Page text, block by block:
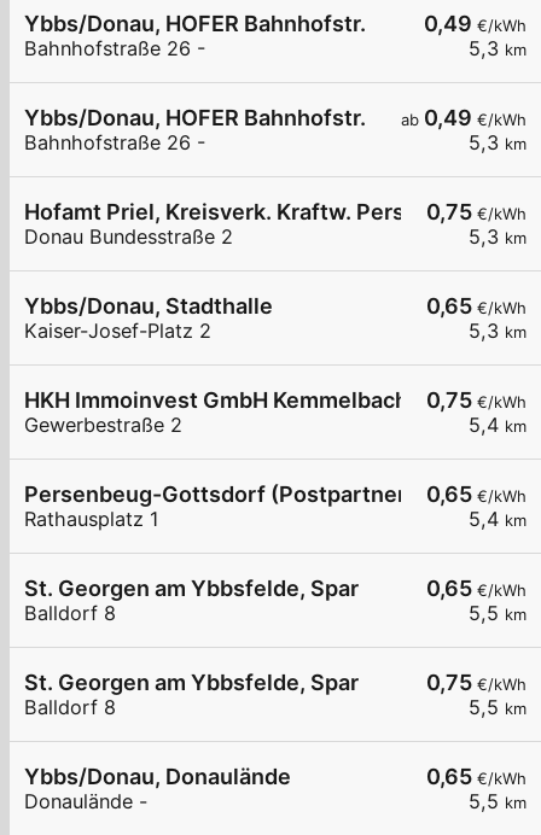
0,49 €/kWh
5,3 km
Ybbs/Donau, HOFER Bahnhofstr.
Bahnhofstraße 26 -
ab 0,49 €/kWh
5,3 km
Ybbs/Donau, HOFER Bahnhofstr.
Bahnhofstraße 26 -
0,75 €/kWh
5,3 km
Hofamt Priel, Kreisverk. Kraftw. Persenbeug
Donau Bundesstraße 2
0,65 €/kWh
5,3 km
Ybbs/Donau, Stadthalle
Kaiser-Josef-Platz 2
0,75 €/kWh
5,4 km
HKH Immoinvest GmbH Kemmelbach
Gewerbestraße 2
0,65 €/kWh
5,4 km
Persenbeug-Gottsdorf (Postpartner)
Rathausplatz 1
0,65 €/kWh
5,5 km
St. Georgen am Ybbsfelde, Spar
Balldorf 8
0,75 €/kWh
5,5 km
St. Georgen am Ybbsfelde, Spar
Balldorf 8
0,65 €/kWh
5,5 km
Ybbs/Donau, Donaulände
Donaulände -